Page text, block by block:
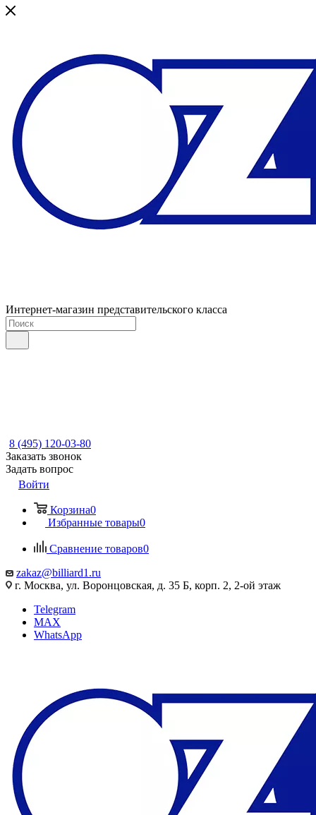
Интернет-магазин представительского класса
8 (495) 120-03-80
Заказать звонок
Задать вопрос
Войти
Корзина0
Избранные товары0
Сравнение товаров0
zakaz@billiard1.ru
г. Москва, ул. Воронцовская, д. 35 Б, корп. 2, 2-ой этаж
Telegram
MAX
WhatsApp